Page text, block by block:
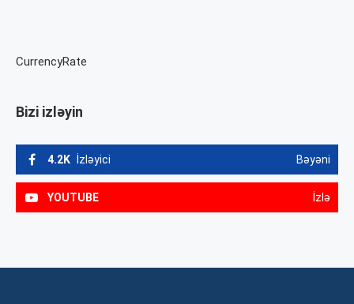
CurrencyRate
Bizi izləyin
4.2K İzləyici Bəyəni
YOUTUBE İzlə